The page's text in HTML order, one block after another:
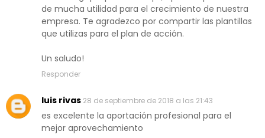
de mucha utilidad para el crecimiento de nuestra
empresa. Te agradezco por compartir las plantillas
que utilizas para el plan de acción.
Un saludo!
Responder
luis rivas 28 de septiembre de 2018 a las 21:43
es excelente la aportación profesional para el
mejor aprovechamiento